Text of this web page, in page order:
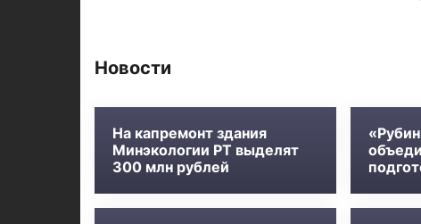
Новости
На капремонт здания
Минэкологии РТ выделят
300 млн рублей